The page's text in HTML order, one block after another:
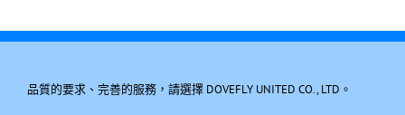
品質的要求、完善的服務，請選擇 DOVEFLY UNITED CO., LTD。